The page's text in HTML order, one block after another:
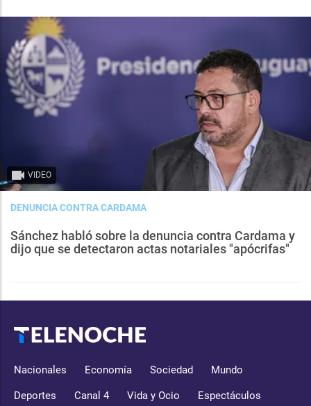
VIDEO
DENUNCIA CONTRA CARDAMA
Sánchez habló sobre la denuncia contra Cardama y
dijo que se detectaron actas notariales "apócrifas"
Nacionales Economía Sociedad Mundo
Deportes Canal 4 Vida y Ocio Espectáculos